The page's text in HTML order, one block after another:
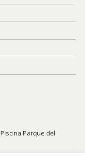
Parque del